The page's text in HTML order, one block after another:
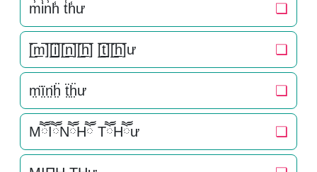
m̾i̾n̾h̾ t̾h̾ư ❏
[̲̅m̲̅][̲̅i̲̅][̲̅n̲̅][̲̅h̲̅] [̲̅t̲̅][̲̅h̲̅]ư ❏
m̤̈ï̤n̤̈ḧ̤ ẗ̤ḧ̤ư ❏
MཽIཽNཽHཽ TཽHཽư ❏